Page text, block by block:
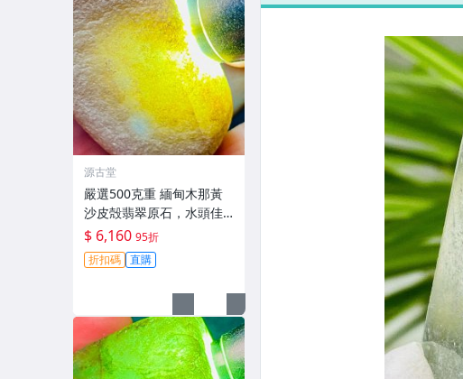
源古堂
嚴選500克重 緬甸木那黃
沙皮殻翡翠原石，水頭佳
種水化開，肉質細膩強壓
手感，皮殼完整，適合打
造手鐲、把件及牌子，天
$ 6,160 95折
折扣碼 直購